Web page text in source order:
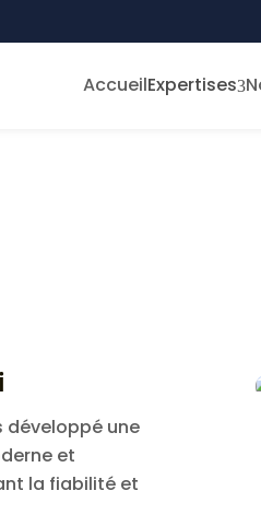
AccueilExpertises3
développé une
et
la fiabilité et